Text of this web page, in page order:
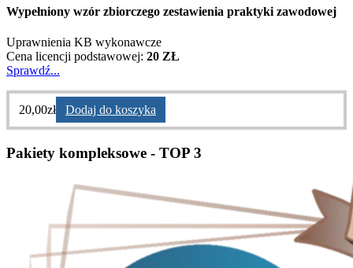
Wypełniony wzór zbiorczego zestawienia praktyki zawodowej
Uprawnienia KB wykonawcze
Cena licencji podstawowej: 20 ZŁ
Sprawdź...
20,00zł Dodaj do koszyka
Pakiety kompleksowe - TOP 3